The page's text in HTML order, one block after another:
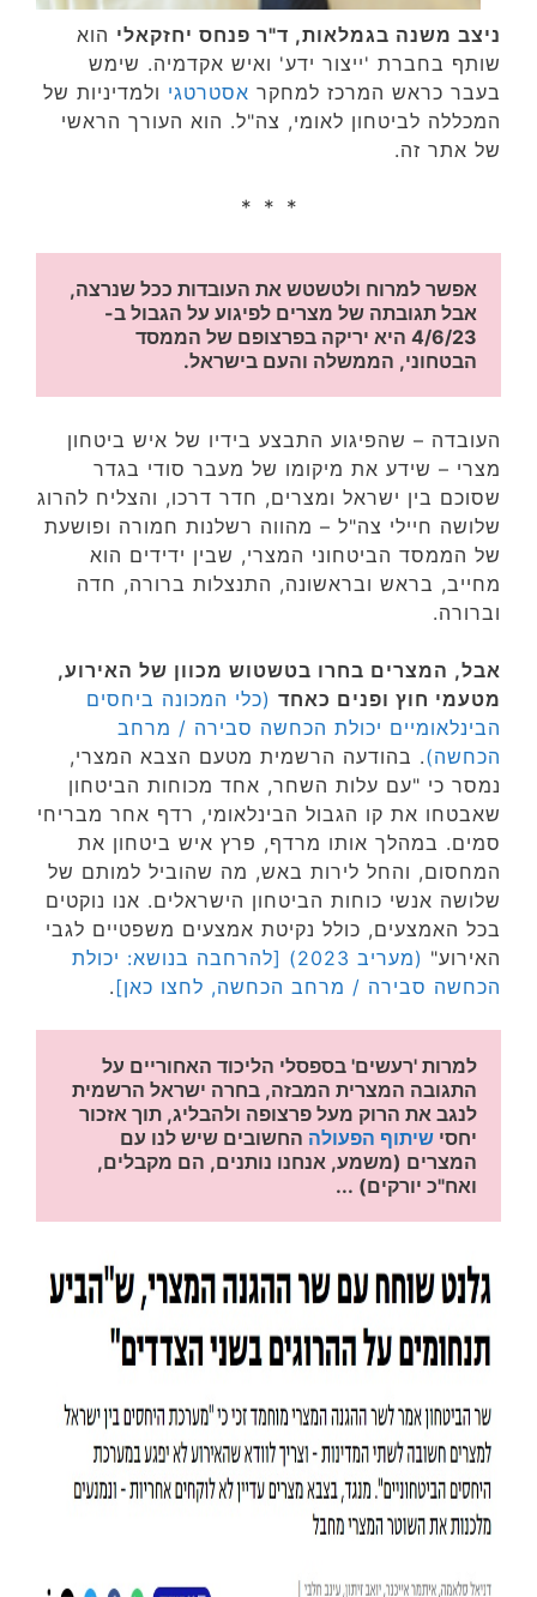
ניצב משנה בגמלאות, ד"ר פנחס יחזקאלי הוא
שותף בחברת 'ייצור ידע' ואיש אקדמיה. שימש
בעבר כראש המרכז למחקר אסטרטגי ולמדיניות של
המכללה לביטחון לאומי, צה"ל. הוא העורך הראשי
של אתר זה.
* * *
הבטחוני, הממשלה והעם בישראל.
העובדה – שהפיגוע התבצע בידיו של איש ביטחון
מצרי – שידע את מיקומו של מעבר סודי בגדר
שסוכם בין ישראל ומצרים, חדר דרכו, והצליח להרוג
שלושה חיילי צה"ל – מהווה רשלנות חמורה ופושעת
של הממסד הביטחוני המצרי, שבין ידידים הוא
מחייב, בראש ובראשונה, התנצלות ברורה, חדה
וברורה.
אבל, המצרים בחרו בטשטוש מכוון של האירוע,
מטעמי חוץ ופנים כאחד (כלי המכונה ביחסים
הבינלאומיים יכולת הכחשה סבירה / מרחב
הכחשה). בהודעה הרשמית מטעם הצבא המצרי,
נמסר כי "עם עלות השחר, אחד מכוחות הביטחון
שאבטחו את קו הגבול הבינלאומי, רדף אחר מבריחי
סמים. במהלך אותו מרדף, פרץ איש ביטחון את
המחסום, והחל לירות באש, מה שהוביל למותם של
שלושה אנשי כוחות הביטחון הישראלים. אנו נוקטים
בכל האמצעים, כולל נקיטת אמצעים משפטיים לגבי
האירוע" (מעריב 2023)
[להרחבה בנושא: יכולת
הכחשה סבירה / מרחב הכחשה, לחצו כאן].
יחסי שיתוף הפעולה
ואח"כ יורקים) ...